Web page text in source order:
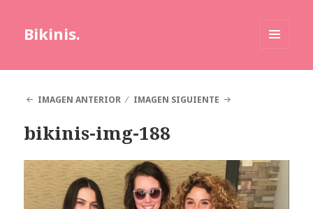
Bikinis.
IMAGEN ANTERIOR
IMAGEN SIGUIENTE
bikinis-img-188